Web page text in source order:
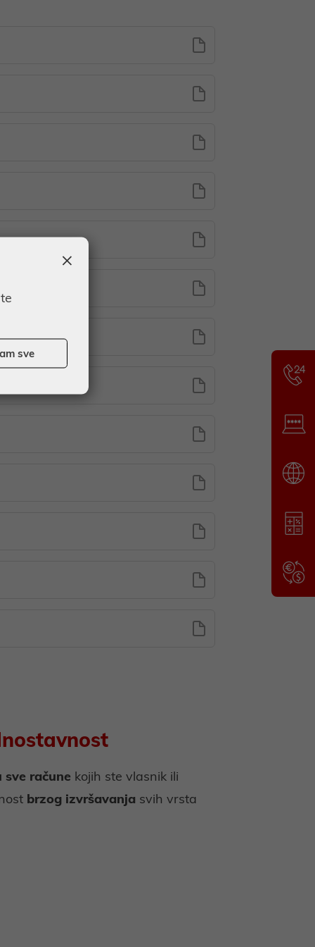
sve račune kojih ste vlasnik ili
brzog izvršavanja svih vrsta
×
sve